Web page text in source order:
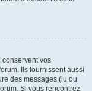
vos
Ils fournissent aussi
des messages (lu ou
Si vous rencontrez